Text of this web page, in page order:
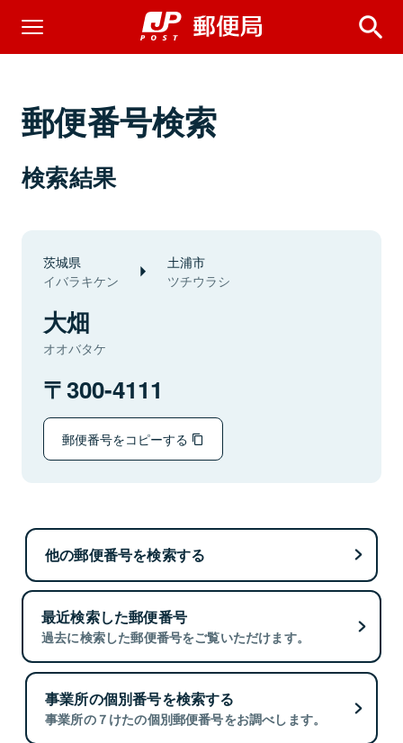
郵便番号検索
検索結果
茨城県
イバラキケン
土浦市
ツチウラシ
大畑
オオバタケ
300-4111
郵便番号をコピーする
他の郵便番号を検索する
最近検索した郵便番号
過去に検索した郵便番号をご覧いただけます。
事業所の個別番号を検索する
事業所の７けたの個別郵便番号をお調べします。